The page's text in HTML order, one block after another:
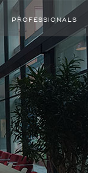
PROFESSIONALS